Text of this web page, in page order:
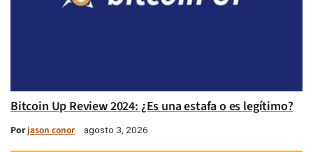
Bitcoin Up Review 2024: ¿Es una estafa o es legítimo?
Porjason conor agosto 3, 2026